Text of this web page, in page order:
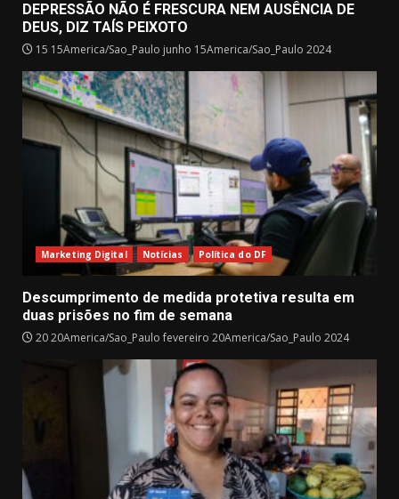
DEPRESSÃO NÃO É FRESCURA NEM AUSÊNCIA DE
DEUS, DIZ TAÍS PEIXOTO
15 15America/Sao_Paulo junho 15America/Sao_Paulo 2024
Marketing Digital Notícias Política do DF
Descumprimento de medida protetiva resulta em
duas prisões no fim de semana
20 20America/Sao_Paulo fevereiro 20America/Sao_Paulo 2024